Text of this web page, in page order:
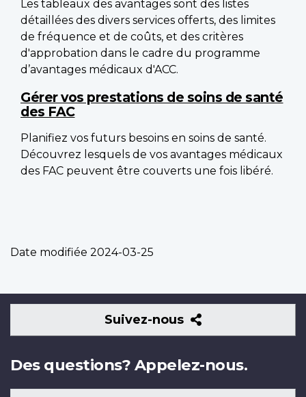
Les tableaux des avantages sont des listes
détaillées des divers services offerts, des limites
de fréquence et de coûts, et des critères
d'approbation dans le cadre du programme
d’avantages médicaux d'ACC.
Gérer vos prestations de soins de santé
des FAC
Planifiez vos futurs besoins en soins de santé.
Découvrez lesquels de vos avantages médicaux
des FAC peuvent être couverts une fois libéré.
Date modifiée 2024-03-25
Suivez-nous
Suivez-
nous
Des questions? Appelez-nous.